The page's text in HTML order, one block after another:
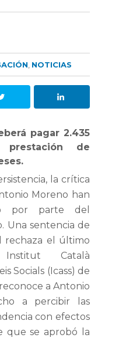
NOTICIAS
pagar 2.435
de
la crítica
Moreno han
por parte del
Una sentencia de
rechaza el último
Català
Socials (Icass) de
a Antonio
a percibir las
con efectos
que se aprobó la